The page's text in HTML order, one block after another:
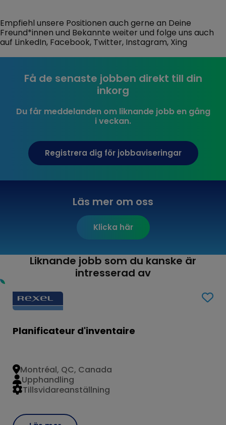
Empfiehl unsere Positionen auch gerne an Deine
Freund*innen und Bekannte weiter und folge uns auch
auf LinkedIn, Facebook, Twitter, Instagram, Xing
Få de senaste jobben direkt till din
inkorg
Du får meddelanden om liknande jobb en gång
i veckan.
Registrera dig för jobbaviseringar
Läs mer om oss
Klicka här
Liknande jobb som du kanske är
intresserad av
Planificateur d'inventaire
Montréal, QC, Canada
Tillsvidareanställning
Upphandling